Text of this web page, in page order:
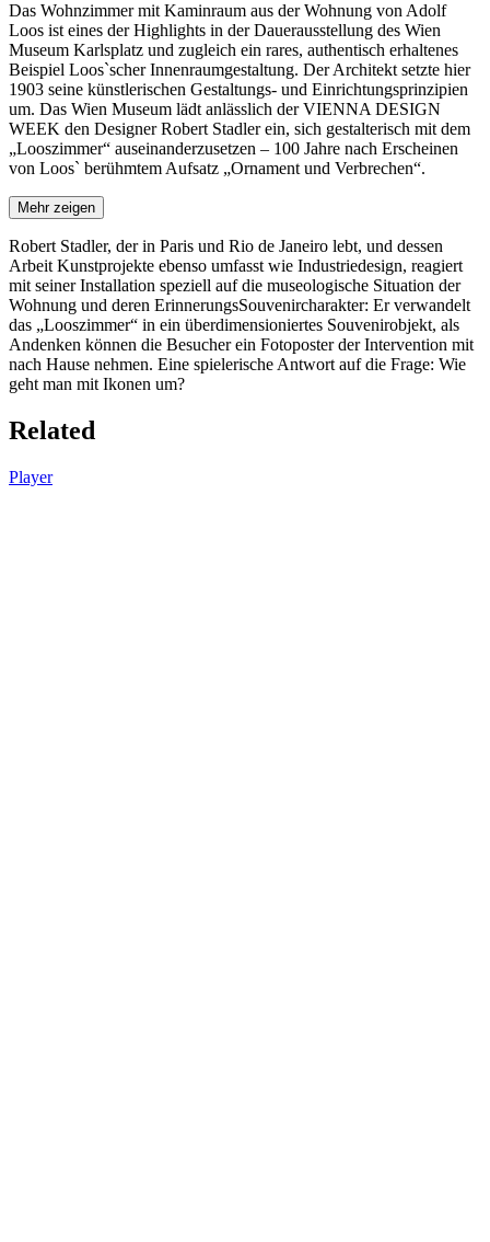
Das Wohnzimmer mit Kaminraum aus der Wohnung von Adolf
Loos ist eines der Highlights in der Dauerausstellung des Wien
Museum Karlsplatz und zugleich ein rares, authentisch erhaltenes
Beispiel Loos`scher Innenraumgestaltung. Der Architekt setzte hier
1903 seine künstlerischen Gestaltungs- und Einrichtungsprinzipien
um. Das Wien Museum lädt anlässlich der VIENNA DESIGN
WEEK den Designer Robert Stadler ein, sich gestalterisch mit dem
„Looszimmer“ auseinanderzusetzen – 100 Jahre nach Erscheinen
von Loos` berühmtem Aufsatz „Ornament und Verbrechen“.
Mehr zeigen
Robert Stadler, der in Paris und Rio de Janeiro lebt, und dessen
Arbeit Kunstprojekte ebenso umfasst wie Industriedesign, reagiert
mit seiner Installation speziell auf die museologische Situation der
Wohnung und deren ErinnerungsSouvenircharakter: Er verwandelt
das „Looszimmer“ in ein überdimensioniertes Souvenirobjekt, als
Andenken können die Besucher ein Fotoposter der Intervention mit
nach Hause nehmen. Eine spielerische Antwort auf die Frage: Wie
geht man mit Ikonen um?
Related
Player